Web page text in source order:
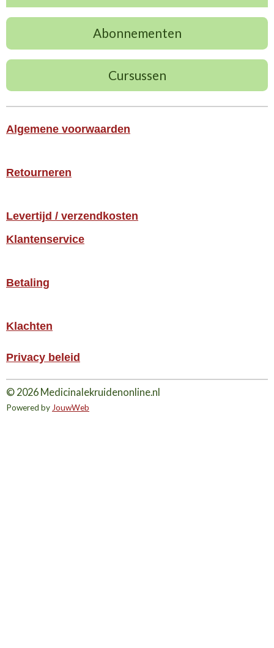
Abonnementen
Cursussen
Algemene voorwaarden
Retourneren
Levertijd / verzendkosten
Klantenservice
Betaling
Klachten
Privacy beleid
© 2026 Medicinalekruidenonline.nl
Powered byJouwWeb